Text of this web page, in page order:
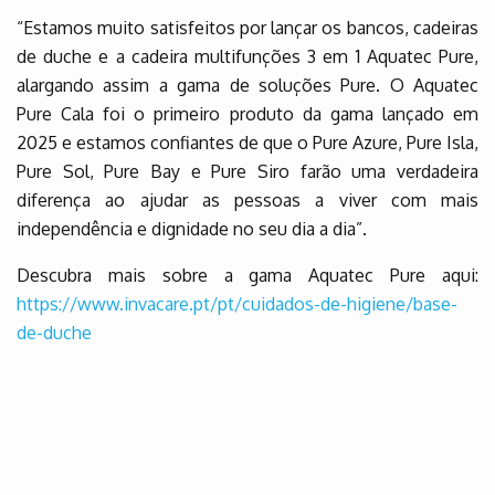
“Estamos muito satisfeitos por lançar os bancos, cadeiras
de duche e a cadeira multifunções 3 em 1 Aquatec Pure,
alargando assim a gama de soluções Pure. O Aquatec
Pure Cala foi o primeiro produto da gama lançado em
2025 e estamos confiantes de que o Pure Azure, Pure Isla,
Pure Sol, Pure Bay e Pure Siro farão uma verdadeira
diferença ao ajudar as pessoas a viver com mais
independência e dignidade no seu dia a dia”.
Descubra mais sobre a gama Aquatec Pure aqui:
https://www.invacare.pt/pt/cuidados-de-higiene/base-
de-duche